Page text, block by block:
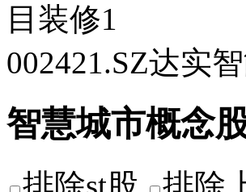
目装修1
002421.SZ达实
智慧城市概念股·
排除st股 排除